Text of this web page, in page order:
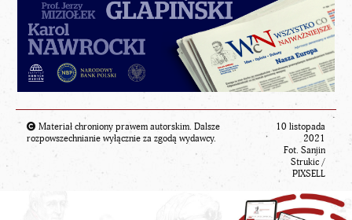
Materiał chroniony prawem autorskim. Dalsze
rozpowszechnianie wyłącznie za zgodą wydawcy.
10 listopada
2021
Fot. Sanjin
Strukic /
PIXSELL